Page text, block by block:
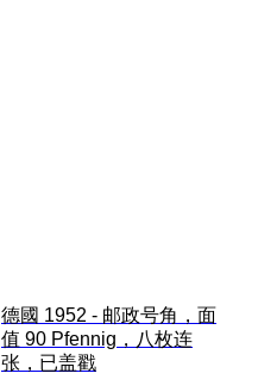
德國 1952 - 邮政号角，面
值 90 Pfennig，八枚连
张，已盖戳